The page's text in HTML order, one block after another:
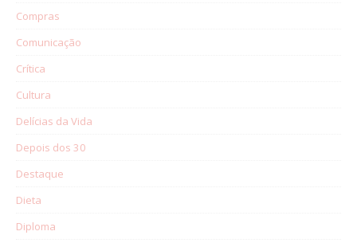
Compras
Comunicação
Crítica
Cultura
Delícias da Vida
Depois dos 30
Destaque
Dieta
Diploma